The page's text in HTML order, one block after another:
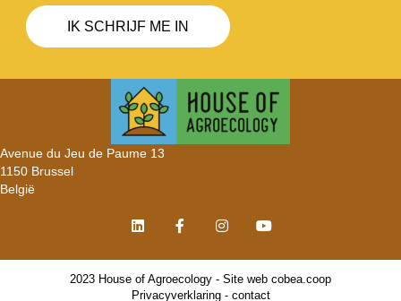
Avenue du Jeu de Paume 13
1150 Brussel
België
2023 House of Agroecology - Site web cobea.coop
Privacyverklaring- contact